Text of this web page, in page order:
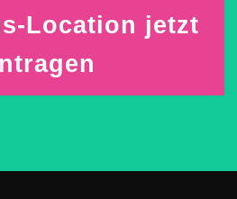
Location jetzt